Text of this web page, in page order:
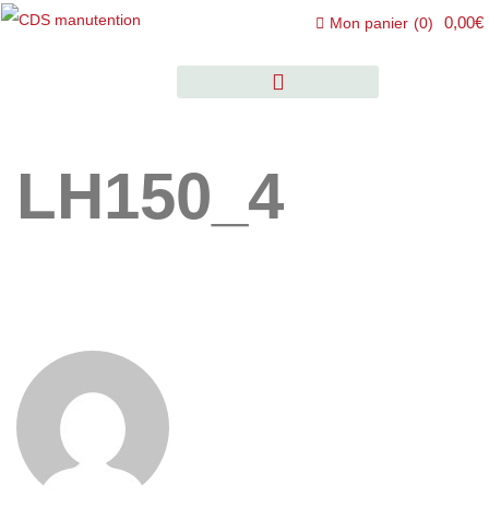
Mon panier (0) 0,00€
LH150_4